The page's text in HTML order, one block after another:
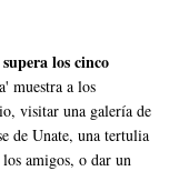
los cinco
muestra a los
visitar una galería de
de Unate, una tertulia
amigos, o dar un